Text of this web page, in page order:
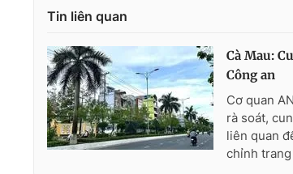
Tin liên quan
Cà Mau:
Công an
Cơ quan
rà soát,
liên quan
chỉnh